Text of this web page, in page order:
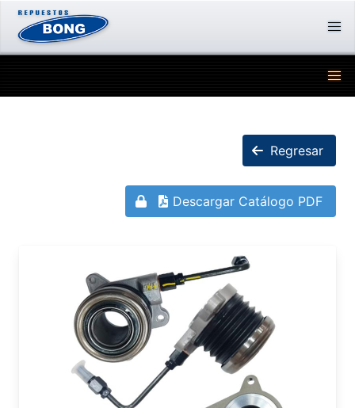
Regresar
Descargar Catálogo PDF